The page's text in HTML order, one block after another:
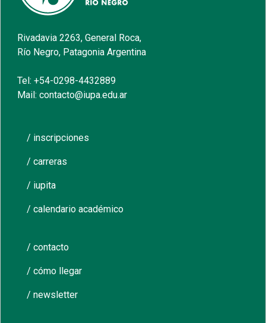
Rivadavia 2263, General Roca,
Río Negro, Patagonia Argentina
Tel: +54-0298-4432889
Mail: contacto@iupa.edu.ar
/ inscripciones
/ carreras
/ iupita
/ calendario académico
/ contacto
/ cómo llegar
/ newsletter